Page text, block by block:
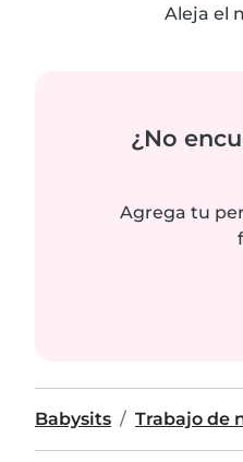
Aleja el
¿No
Agrega tu
Babysits Trabajo de